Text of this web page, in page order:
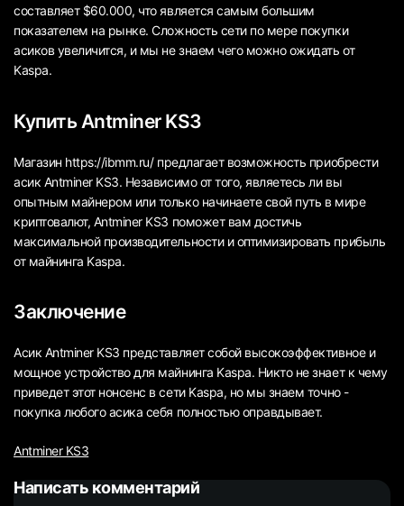
составляет $60.000, что является самым большим
показателем на рынке. Сложность сети по мере покупки
асиков увеличится, и мы не знаем чего можно ожидать от
Kaspa.
Купить Antminer KS3
Магазин https://ibmm.ru/ предлагает возможность приобрести
асик Antminer KS3. Независимо от того, являетесь ли вы
опытным майнером или только начинаете свой путь в мире
криптовалют, Antminer KS3 поможет вам достичь
максимальной производительности и оптимизировать прибыль
от майнинга Kaspa.
Заключение
Асик Antminer KS3 представляет собой высокоэффективное и
мощное устройство для майнинга Kaspa. Никто не знает к чему
приведет этот нонсенс в сети Kaspa, но мы знаем точно -
покупка любого асика себя полностью оправдывает.
Antminer KS3
Написать комментарий